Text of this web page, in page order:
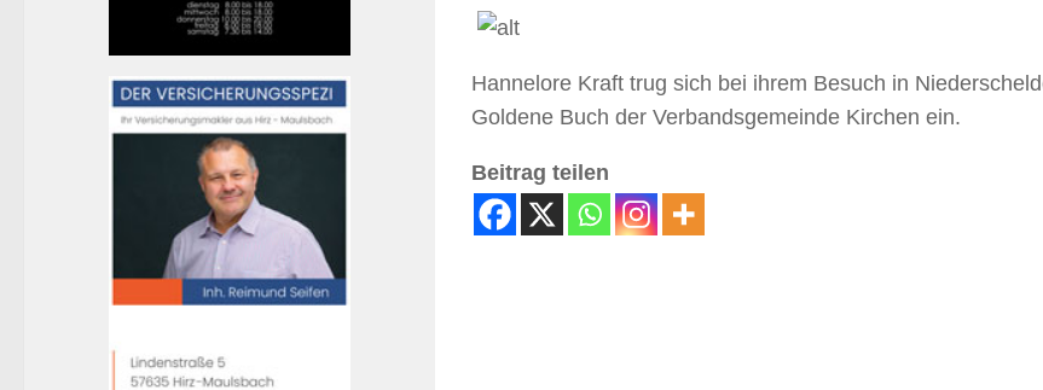
Hannelore Kraft trug sich bei ihrem Besuch in
Goldene Buch der Verbandsgemeinde Kirchen ein.
Beitrag teilen